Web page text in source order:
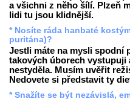
a všichni z něho šílí. Plzeň
lidi tu jsou klidnější.
* Nosíte ráda hanbaté
puritána)?
Jestli máte na mysli spodní
takových úborech vystupuji
nestyděla. Musím uvěřit
Nedovete si představit ty
* Snažíte se být nezávislá,